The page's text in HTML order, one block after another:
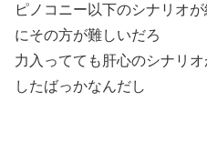
ピノコニー以下のシナリオ
にその方が難しいだろ
力入ってても肝心のシナリ
したばっかなんだし